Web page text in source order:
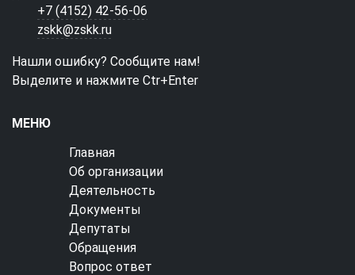
+7 (4152) 42-56-06
zskk@zskk.ru
Нашли ошибку? Сообщите нам!
Выделите и нажмите Ctr+Enter
МЕНЮ
Главная
Об организации
Деятельность
Документы
Депутаты
Обращения
Вопрос ответ